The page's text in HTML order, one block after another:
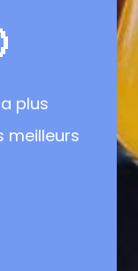
plus
meilleurs